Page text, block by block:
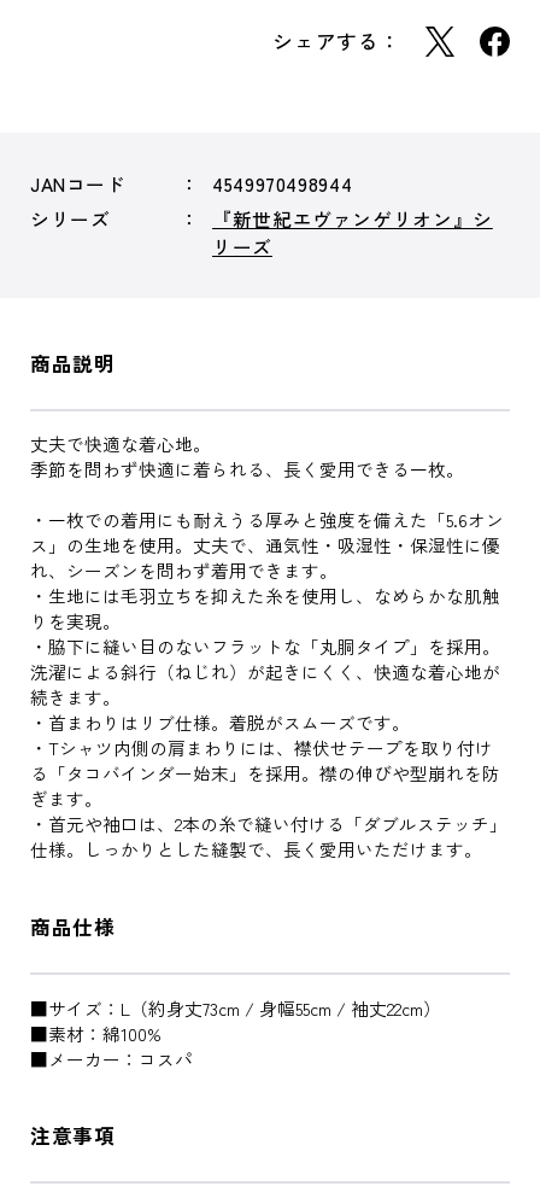
シェアする：
JANコード
4549970498944
シリーズ
『新世紀エヴァンゲリオン』シ
リーズ
商品説明
丈夫で快適な着心地。
季節を問わず快適に着られる、長く愛用できる一枚。
・一枚での着用にも耐えうる厚みと強度を備えた「5.6オン
ス」の生地を使用。丈夫で、通気性・吸湿性・保湿性に優
れ、シーズンを問わず着用できます。
・生地には毛羽立ちを抑えた糸を使用し、なめらかな肌触
りを実現。
・脇下に縫い目のないフラットな「丸胴タイプ」を採用。
洗濯による斜行（ねじれ）が起きにくく、快適な着心地が
続きます。
・首まわりはリブ仕様。着脱がスムーズです。
・Tシャツ内側の肩まわりには、襟伏せテープを取り付け
る「タコバインダー始末」を採用。襟の伸びや型崩れを防
ぎます。
・首元や袖口は、2本の糸で縫い付ける「ダブルステッチ」
仕様。しっかりとした縫製で、長く愛用いただけます。
商品仕様
■サイズ：L（約身丈73cm / 身幅55cm / 袖丈22cm）
■素材：綿100%
■メーカー：コスパ
注意事項